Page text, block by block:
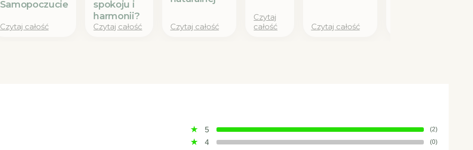
Samopoczucie
Czytaj całość
spokoju i
harmonii?
Czytaj całość Czytaj całość
Czytaj
całość
Czytaj całość
5 (2)
4 (0)